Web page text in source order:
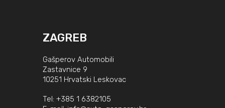
ZAGREB
Gašperov Automobili
Zastavnice 9
10251 Hrvatski Leskovac
Tel: +385 1 6382105